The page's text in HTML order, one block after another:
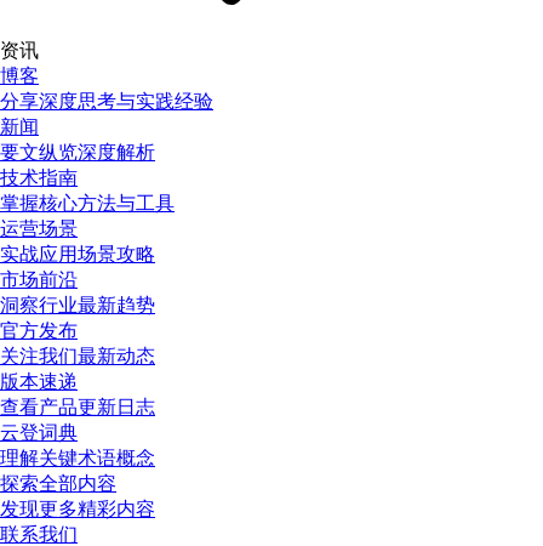
资讯
博客
分享深度思考与实践经验
新闻
要文纵览深度解析
技术指南
掌握核心方法与工具
运营场景
实战应用场景攻略
市场前沿
洞察行业最新趋势
官方发布
关注我们最新动态
版本速递
查看产品更新日志
云登词典
理解关键术语概念
探索全部内容
发现更多精彩内容
联系我们